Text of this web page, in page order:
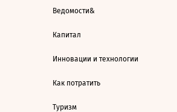
Ведомости&
Капитал
Инновации и технологии
Как потратить
Туризм